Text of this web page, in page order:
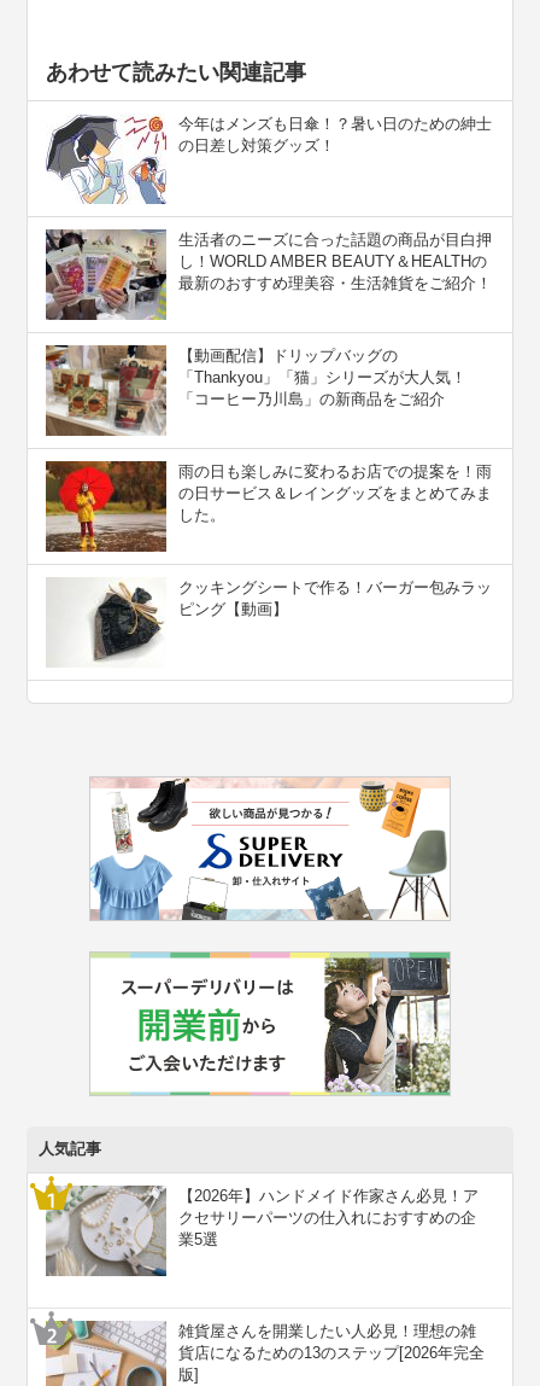
あわせて読みたい関連記事
今年はメンズも日傘！？暑い日のための紳士
の日差し対策グッズ！
生活者のニーズに合った話題の商品が目白押
し！WORLD AMBER BEAUTY＆HEALTHの
最新のおすすめ理美容・生活雑貨をご紹介！
【動画配信】ドリップバッグの
「Thankyou」「猫」シリーズが大人気！
「コーヒー乃川島」の新商品をご紹介
雨の日も楽しみに変わるお店での提案を！雨
の日サービス＆レイングッズをまとめてみま
した。
クッキングシートで作る！バーガー包みラッ
ピング【動画】
人気記事
【2026年】ハンドメイド作家さん必見！ア
クセサリーパーツの仕入れにおすすめの企
業5選
雑貨屋さんを開業したい人必見！理想の雑
貨店になるための13のステップ[2026年完全
版]